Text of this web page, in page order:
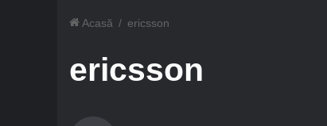
Acasă / ericsson
ericsson